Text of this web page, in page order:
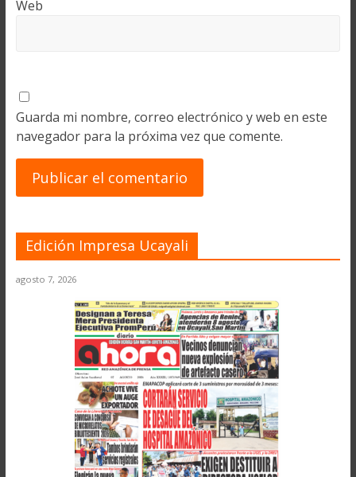
Web
Guarda mi nombre, correo electrónico y web en este
navegador para la próxima vez que comente.
Edición Impresa Ucayali
agosto 7, 2026